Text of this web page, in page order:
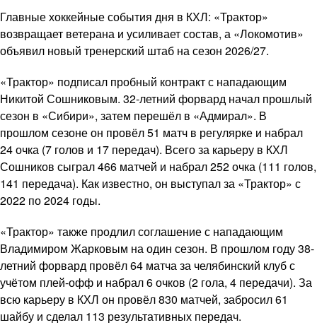
Главные хоккейные события дня в КХЛ: «Трактор»
возвращает ветерана и усиливает состав, а «Локомотив»
объявил новый тренерский штаб на сезон 2026/27.
«Трактор» подписал пробный контракт с нападающим
Никитой Сошниковым. 32-летний форвард начал прошлый
сезон в «Сибири», затем перешёл в «Адмирал». В
прошлом сезоне он провёл 51 матч в регулярке и набрал
24 очка (7 голов и 17 передач). Всего за карьеру в КХЛ
Сошников сыграл 466 матчей и набрал 252 очка (111 голов,
141 передача). Как известно, он выступал за «Трактор» с
2022 по 2024 годы.
«Трактор» также продлил соглашение с нападающим
Владимиром Жарковым на один сезон. В прошлом году 38-
летний форвард провёл 64 матча за челябинский клуб с
учётом плей-офф и набрал 6 очков (2 гола, 4 передачи). За
всю карьеру в КХЛ он провёл 830 матчей, забросил 61
шайбу и сделал 113 результативных передач.